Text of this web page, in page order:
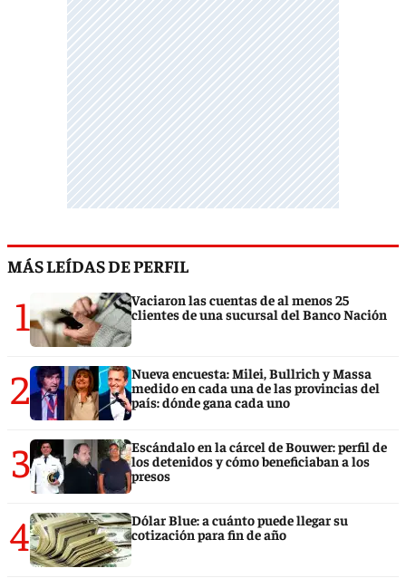
MÁS LEÍDAS DE PERFIL
1
Vaciaron las cuentas de al menos 25
clientes de una sucursal del Banco Nación
2
Nueva encuesta: Milei, Bullrich y Massa
medido en cada una de las provincias del
país: dónde gana cada uno
3
Escándalo en la cárcel de Bouwer: perfil de
los detenidos y cómo beneficiaban a los
presos
4
Dólar Blue: a cuánto puede llegar su
cotización para fin de año